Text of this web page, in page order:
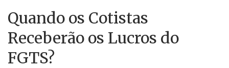
Quando os Cotistas
Receberão os Lucros do
FGTS?